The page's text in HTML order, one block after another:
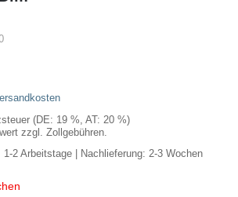
(DE: 19 %, AT: 20 %)
zzgl. Zollgebühren.
1-2 Arbeitstage | Nachlieferung: 2-3 Wochen